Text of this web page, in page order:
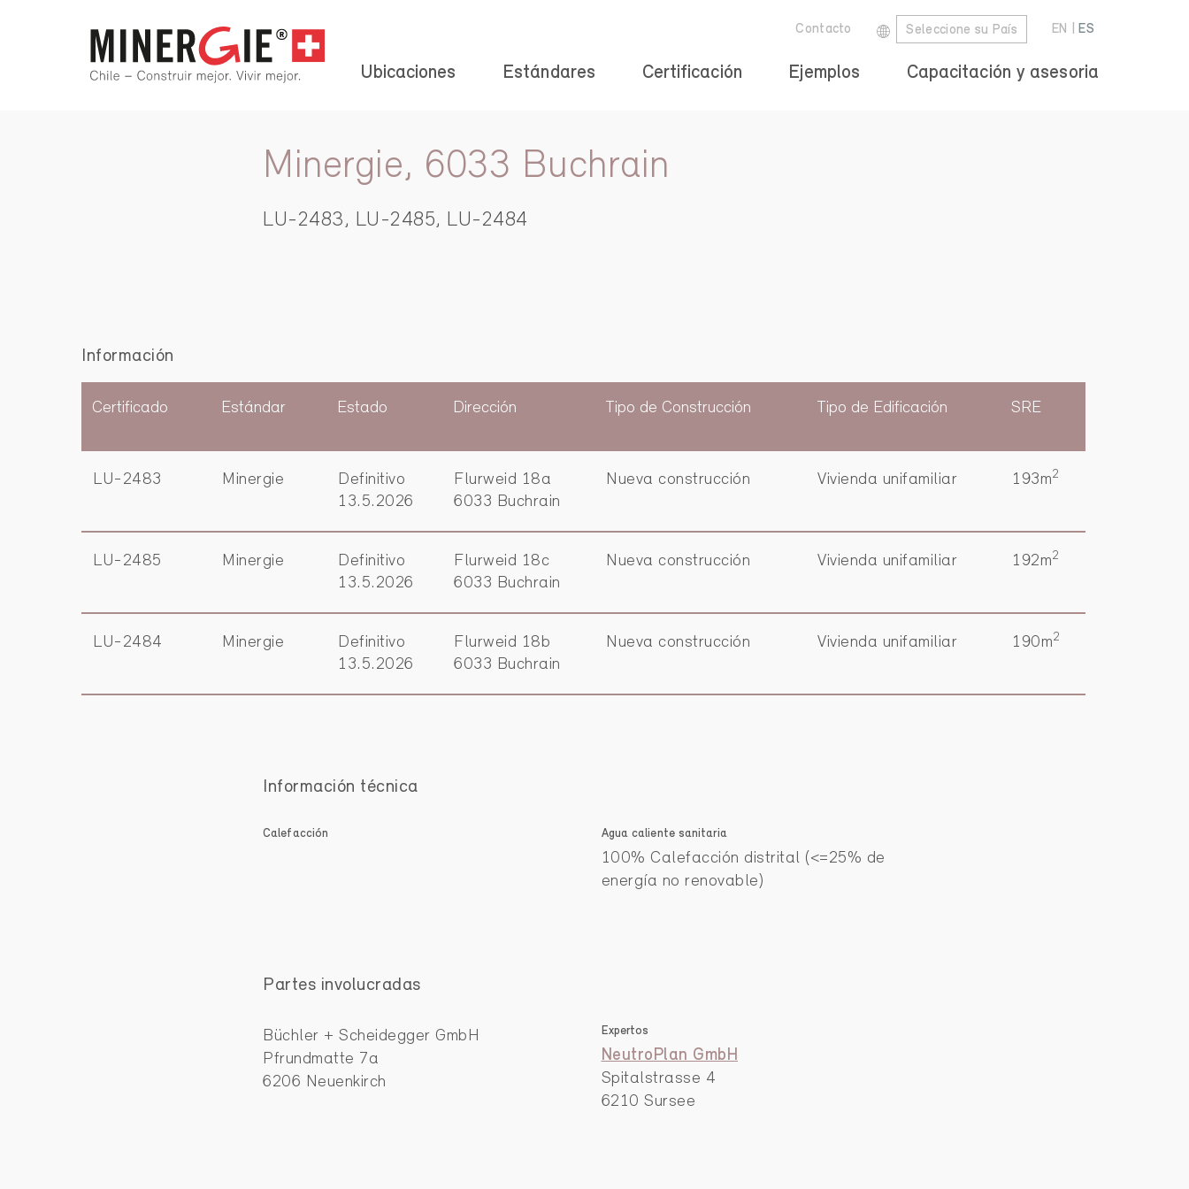
Ubicaciones Estándares Certificación Ejemplos Capacitación y asesoria
Contacto Seleccione su País EN ES
Minergie, 6033 Buchrain
LU-2483, LU-2485, LU-2484
Información
Certificado Estándar Estado Dirección Tipo de Construcción Tipo de Edificación SRE
LU-2483 Minergie
Definitivo
13.5.2026
Flurweid 18a
6033 Buchrain
Nueva construcción Vivienda unifamiliar 193m2
LU-2485 Minergie
Definitivo
13.5.2026
Flurweid 18c
6033 Buchrain
Nueva construcción Vivienda unifamiliar 192m2
LU-2484 Minergie
Definitivo
13.5.2026
Flurweid 18b
6033 Buchrain
Nueva construcción Vivienda unifamiliar 190m2
Información técnica
Calefacción Agua caliente sanitaria
100% Calefacción distrital (<=25% de
energía no renovable)
Partes involucradas
Büchler + Scheidegger GmbH
Pfrundmatte 7a
6206 Neuenkirch
Expertos
NeutroPlan GmbH
Spitalstrasse 4
6210 Sursee